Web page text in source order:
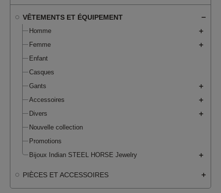
VÊTEMENTS ET ÉQUIPEMENT
Homme
Femme
Enfant
Casques
Gants
Accessoires
Divers
Nouvelle collection
Promotions
Bijoux Indian STEEL HORSE Jewelry
PIÈCES ET ACCESSOIRES